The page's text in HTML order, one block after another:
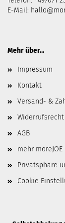
E-Mail:
Mehr über...
Impressum
Kontakt
Versand- &
AGB
mehr moreJOE
Privatsphäre
Cookie